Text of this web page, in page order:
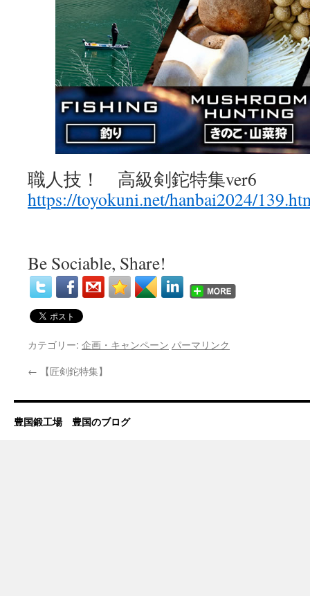
職人技！ 高級剣鉈特集ver6
https://toyokuni.net/hanbai2024/
Be Sociable, Share!
カテゴリー: 企画・キャンペーン パーマリンク
← 【匠剣鉈特集】
豊国鍛工場 豊国のブログ